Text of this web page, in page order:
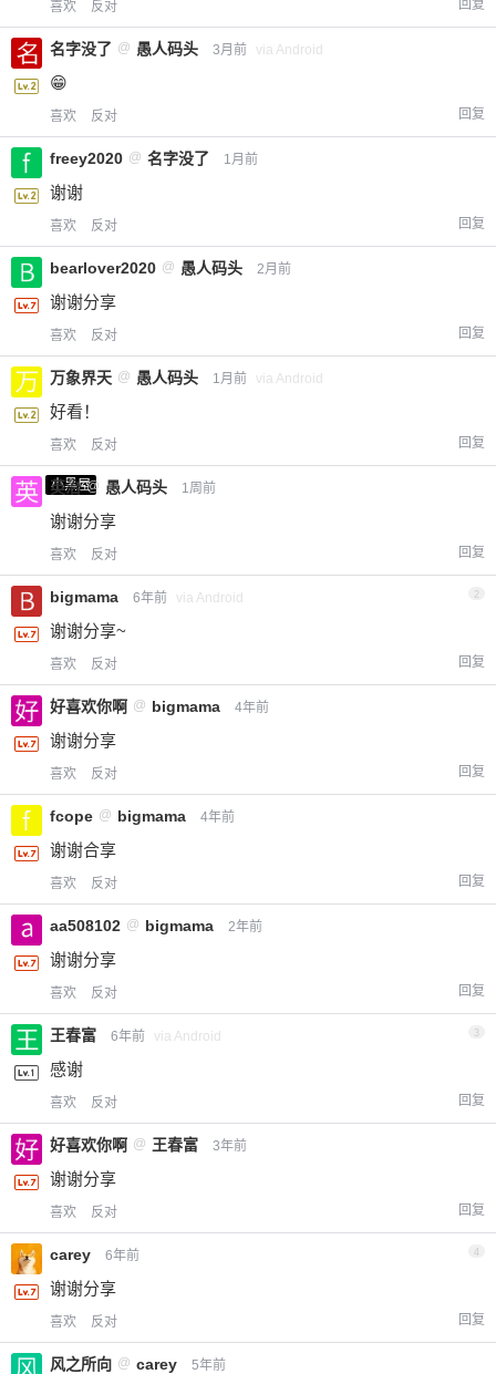
喜欢 反对 回复
名字没了 @ 愚人码头 3月前 via Android
😁
喜欢 反对 回复
freey2020 @ 名字没了 1月前
谢谢
喜欢 反对 回复
bearlover2020 @ 愚人码头 2月前
谢谢分享
喜欢 反对 回复
万象界天 @ 愚人码头 1月前 via Android
好看！
喜欢 反对 回复
小黑屋
英治 @ 愚人码头 1周前
谢谢分享
喜欢 反对 回复
bigmama 6年前 via Android 2
谢谢分享~
喜欢 反对 回复
好喜欢你啊 @ bigmama 4年前
谢谢分享
喜欢 反对 回复
fcope @ bigmama 4年前
谢谢合享
喜欢 反对 回复
aa508102 @ bigmama 2年前
谢谢分享
喜欢 反对 回复
王春富 6年前 via Android 3
感谢
喜欢 反对 回复
好喜欢你啊 @ 王春富 3年前
谢谢分享
喜欢 反对 回复
carey 6年前 4
谢谢分享
喜欢 反对 回复
风之所向 @ carey 5年前